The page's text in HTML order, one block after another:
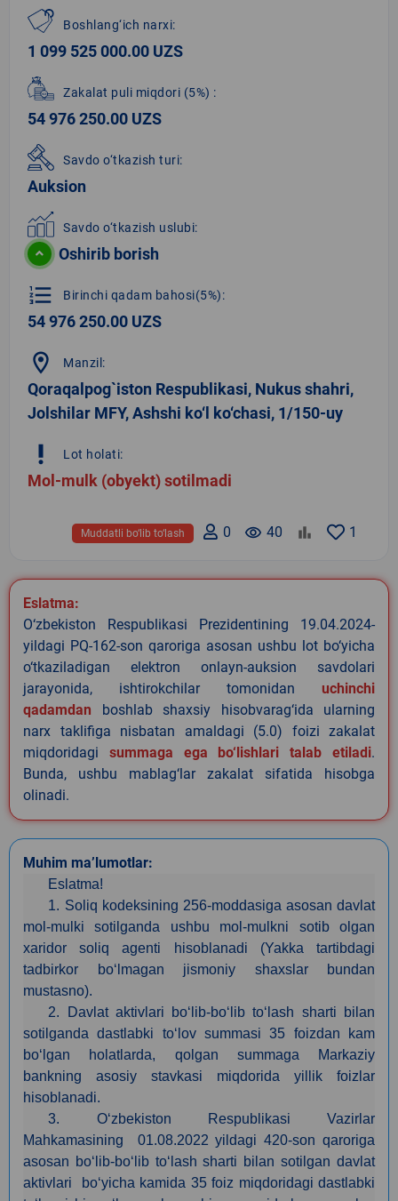
Boshlang‘ich narxi:
1 099 525 000.00 UZS
Zakalat puli miqdori (5%) :
54 976 250.00 UZS
Savdo o‘tkazish turi:
Auksion
Savdo o‘tkazish uslubi:
Oshirib borish
format_list_numbered Birinchi qadam bahosi(5%):
54 976 250.00 UZS
location_on Manzil:
Qoraqalpog`iston Respublikasi, Nukus shahri,
Jolshilar MFY, Ashshi ko‘l ko‘chasi, 1/150-uy
priority_high Lot holati:
Mol-mulk (obyekt) sotilmadi
1
remove_red_eye 40
0
Muddatli bo‘lib to‘lash
Eslatma:
O‘zbekiston Respublikasi Prezidentining 19.04.2024-
yildagi PQ-162-son qaroriga asosan ushbu lot bo‘yicha
o‘tkaziladigan elektron onlayn-auksion savdolari
jarayonida, ishtirokchilar tomonidan uchinchi
qadamdan boshlab shaxsiy hisobvarag‘ida ularning
narx taklifiga nisbatan amaldagi (5.0) foizi zakalat
miqdoridagi summaga ega bo‘lishlari talab etiladi.
Bunda, ushbu mablag‘lar zakalat sifatida hisobga
olinadi.
Muhim ma’lumotlar:
Eslatma!
1. Soliq kodeksining 256-moddasiga asosan davlat
mol-mulki sotilganda ushbu mol-mulkni sotib olgan
xaridor soliq agenti hisoblanadi (Yakka tartibdagi
tadbirkor bo‘lmagan jismoniy shaxslar bundan
mustasno).
2. Davlat aktivlari bo‘lib-bo‘lib to‘lash sharti bilan
sotilganda dastlabki to‘lov summasi 35 foizdan kam
bo‘lgan holatlarda, qolgan summaga Markaziy
bankning asosiy stavkasi miqdorida yillik foizlar
hisoblanadi.
3. O‘zbekiston Respublikasi Vazirlar
Mahkamasining 01.08.2022 yildagi 420-son qaroriga
asosan bo‘lib-bo‘lib to‘lash sharti bilan sotilgan davlat
aktivlari bo‘yicha kamida 35 foiz miqdoridagi dastlabki